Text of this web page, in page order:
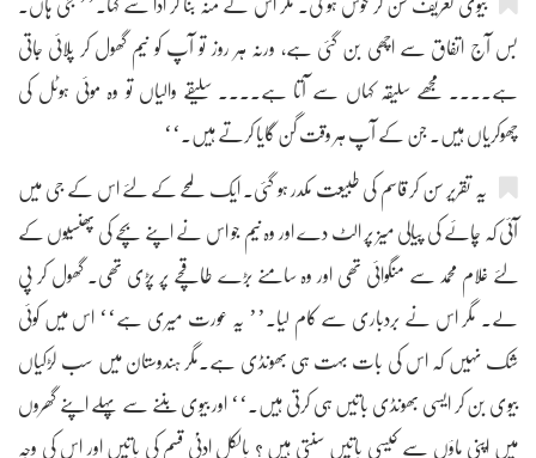
بیوی تعریف سن کر خوش ہو ئی۔ مگر اس نے منہ بنا کر ادا سے کہا۔’’ جی ہاں۔
بس آج اتفاق سے اچھی بن گئی ہے، ورنہ ہر روز تو آپ کو نیم گھول کر پلائی جاتی
ہے.... مجھے سلیقہ کہاں سے آتا ہے.... سلیقے والیاں تو وہ موئی ہوٹل کی
چھوکریاں ہیں۔ جن کے آپ ہر وقت گن گایا کرتے ہیں۔‘‘
یہ تقریر سن کر قاسم کی طبیعت مکدر ہو گئی۔ ایک لمحے کے لئے اس کے جی میں
آئی کہ چائے کی پیالی میز پر الٹ دے اور وہ نیم جو اس نے اپنے بچے کی پھنسیوں کے
لئے غلام محمد سے منگوائی تھی اور وہ سامنے بڑے طاقچے پر پڑی تھی۔ گھول کر پی
لے۔ مگر اس نے بردباری سے کام لیا۔’’ یہ عورت میری ہے‘‘ اس میں کوئی
شک نہیں کہ اس کی بات بہت ہی بھونڈی ہے۔مگر ہندوستان میں سب لڑکیاں
بیوی بن کر ایسی بھونڈی باتیں ہی کرتی ہیں۔‘‘ اور بیوی بننے سے پہلے اپنے گھروں
میں اپنی ماؤں سے کیسی باتیں سنتی ہیں ؟ بالکل ادنیٰ قسم کی باتیں اور اس کی وجہ